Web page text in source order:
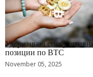
RRCNEWS_RU
Удерживаю
позиции по BTC
November 05, 2025